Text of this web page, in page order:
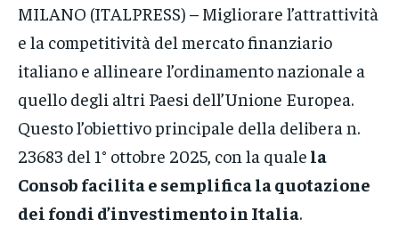
MILANO (ITALPRESS) – Migliorare l’attrattività
e la competitività del mercato finanziario
italiano e allineare l’ordinamento nazionale a
quello degli altri Paesi dell’Unione Europea.
Questo l’obiettivo principale della delibera n.
23683 del 1° ottobre 2025, con la quale la
Consob facilita e semplifica la quotazione
dei fondi d’investimento in Italia.